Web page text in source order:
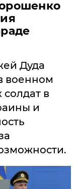
Дуда
военном
в
и